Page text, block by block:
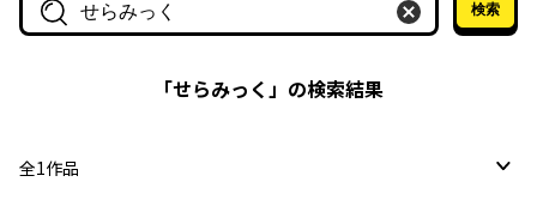
作品名・作家名で探す
検索
「せらみっく」の検索結果
全1作品